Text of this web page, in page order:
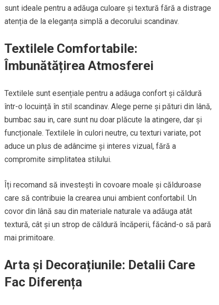
sunt ideale pentru a adăuga culoare și textură fără a distrage
atenția de la eleganța simplă a decorului scandinav.
Textilele Comfortabile:
Îmbunătățirea Atmosferei
Textilele sunt esențiale pentru a adăuga confort și căldură
într-o locuință în stil scandinav. Alege perne și pături din lână,
bumbac sau in, care sunt nu doar plăcute la atingere, dar și
funcționale. Textilele în culori neutre, cu texturi variate, pot
aduce un plus de adâncime și interes vizual, fără a
compromite simplitatea stilului.
Îți recomand să investești în covoare moale și călduroase
care să contribuie la crearea unui ambient confortabil. Un
covor din lână sau din materiale naturale va adăuga atât
textură, cât și un strop de căldură încăperii, făcând-o să pară
mai primitoare.
Arta și Decorațiunile: Detalii Care
Fac Diferența